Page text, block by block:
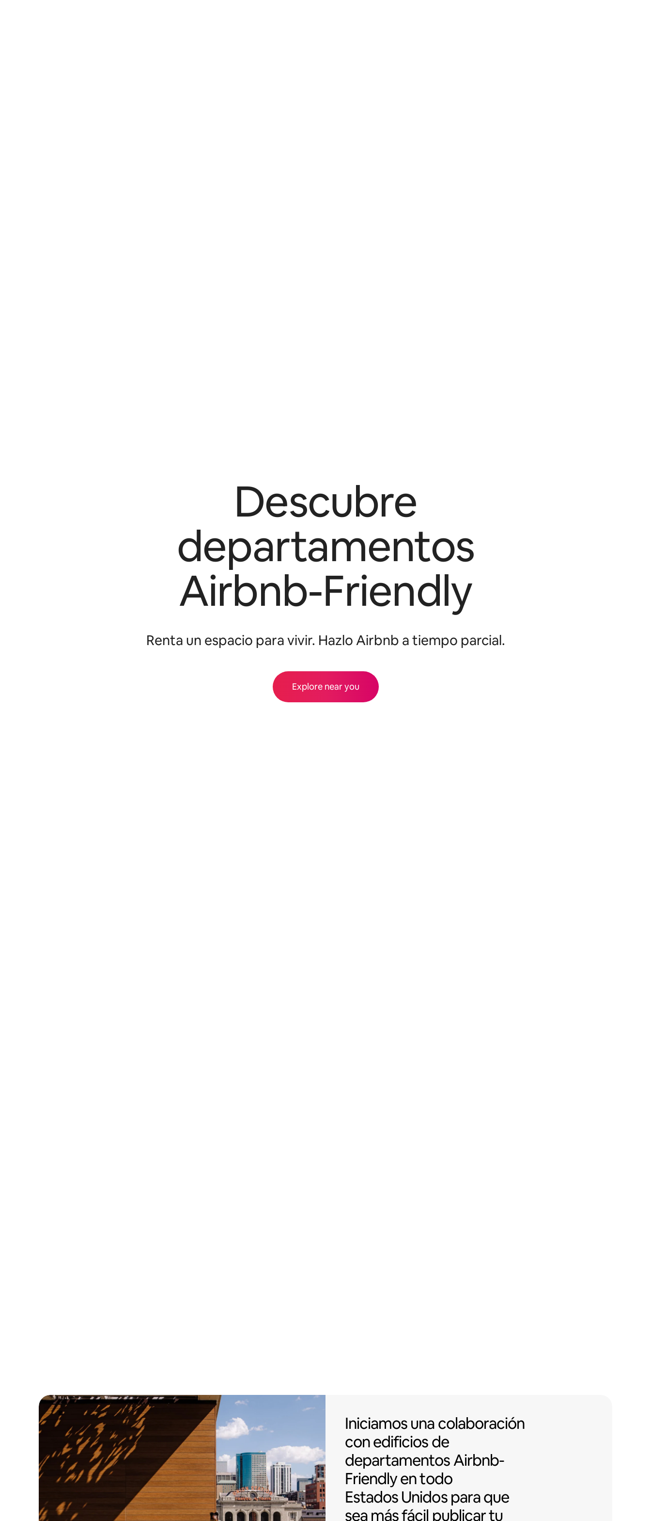
Descubre
departamentos
Airbnb-Friendly
Renta un espacio para vivir. Hazlo Airbnb a tiempo parcial.
Explore near you
Iniciamos una colaboración con edificios de
Iniciamos una colaboración
conedificios de
departamentosAirbnb-
Friendly en todo
Estados Unidos para que
sea más fácil publicar tu